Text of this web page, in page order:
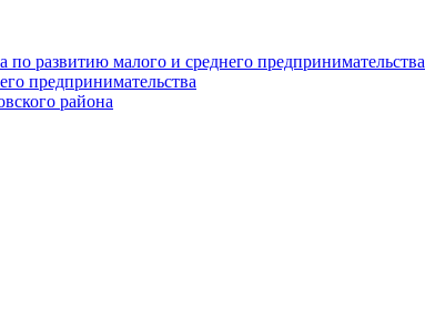
развитию малого и среднего предпринимательства
предпринимательства
района